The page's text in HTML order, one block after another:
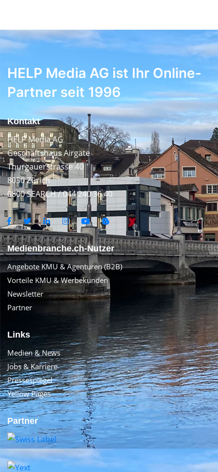
HELP Media AG ist Ihr Online-
Partner seit 1996
Kontakt
HELP Media AG
Geschäftshaus Airgate
Thurgauerstrasse 40
8050 Zürich
0800 SEARCH / 044 240 36 40
Medienbranche.ch-Nutzer
Angebote KMU & Agenturen (B2B)
Vorteile KMU & Werbekunden
Newsletter
Partner
Links
Medien & News
Jobs & Karriere
Pressespiegel
Yellow Pages
Partner